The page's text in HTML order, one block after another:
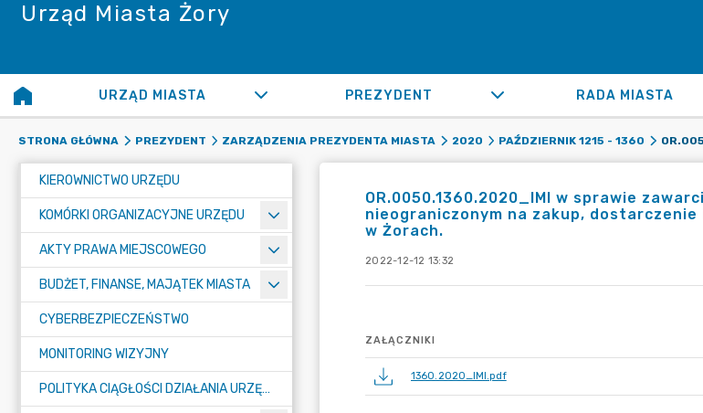
Urząd Miasta Żory
URZĄD MIASTA PREZYDENT RADA MIASTA
STRONA GŁÓWNA PREZYDENT ZARZĄDZENIA PREZYDENTA MIASTA 2020 PAŹDZIERNIK 1215 - 1360
KIEROWNICTWO URZĘDU
KOMÓRKI ORGANIZACYJNE URZĘDU
AKTY PRAWA MIEJSCOWEGO
BUDŻET, FINANSE, MAJĄTEK MIASTA
CYBERBEZPIECZEŃSTWO
MONITORING WIZYJNY
POLITYKA CIĄGŁOŚCI DZIAŁANIA URZĘDU MIASTA ŻORY
OR.0050.1360.2020_IMI w sprawie
nieograniczonym na zakup,
w Żorach.
2022-12-12 13:32
ZAŁĄCZNIKI
1360.2020_IMI.pdf